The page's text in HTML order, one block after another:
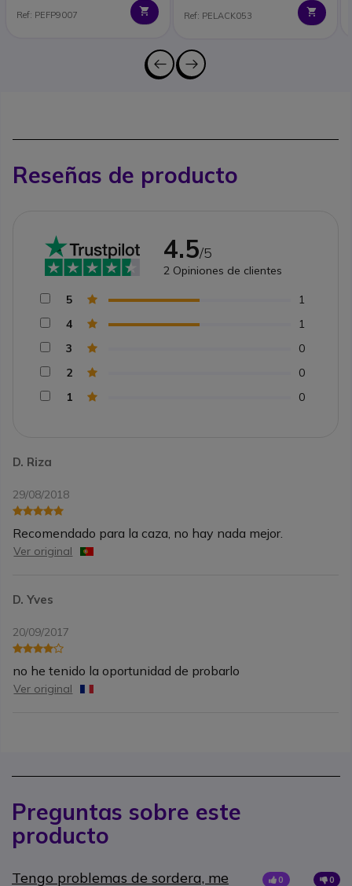
Ref: PEFP9007 Ref: PELACK053
Reseñas de producto
D. Riza
29/08/2018
Recomendado para la caza, no hay nada mejor.
Ver original
D. Yves
20/09/2017
no he tenido la oportunidad de probarlo
Ver original
4.5/5
2 Opiniones de clientes
5
1
4
1
3
0
2
0
1
0
Preguntas sobre este
producto
Tengo problemas de sordera, me
0 0